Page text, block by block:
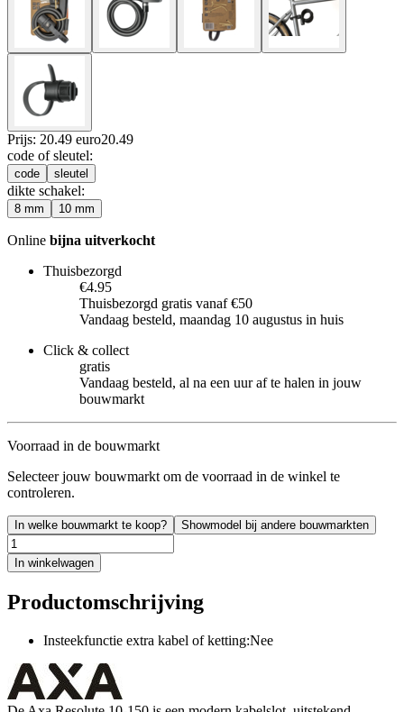
Prijs: 20.49 euro20.49
code of sleutel:
code sleutel
dikte schakel:
8 mm 10 mm
Online bijna uitverkocht
Thuisbezorgd
€4.95
Thuisbezorgd gratis vanaf €50
Vandaag besteld, maandag 10 augustus in huis
Click & collect
gratis
Vandaag besteld, al na een uur af te halen in jouw
bouwmarkt
Voorraad in de bouwmarkt
Selecteer jouw bouwmarkt om de voorraad in de winkel te
controleren.
In welke bouwmarkt te koop? Showmodel bij andere bouwmarkten
In winkelwagen
Productomschrijving
Insteekfunctie extra kabel of ketting:Nee